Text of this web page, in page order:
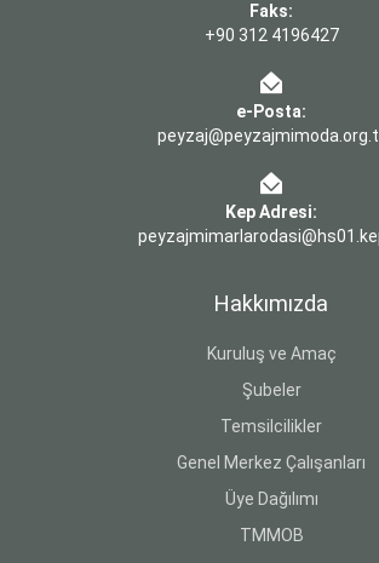
Faks:
+90 312 4196427
e-Posta:
Kep Adresi:
Hakkımızda
Kuruluş ve Amaç
Şubeler
Temsilcilikler
Genel Merkez Çalışanları
Üye Dağılımı
TMMOB